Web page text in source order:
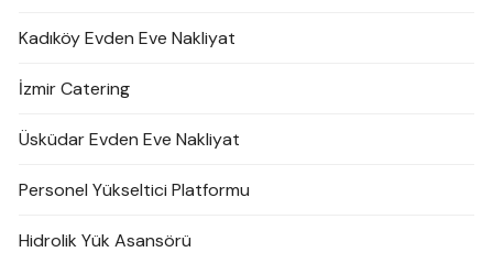
Kadıköy Evden Eve Nakliyat
İzmir Catering
Üsküdar Evden Eve Nakliyat
Personel Yükseltici Platformu
Hidrolik Yük Asansörü